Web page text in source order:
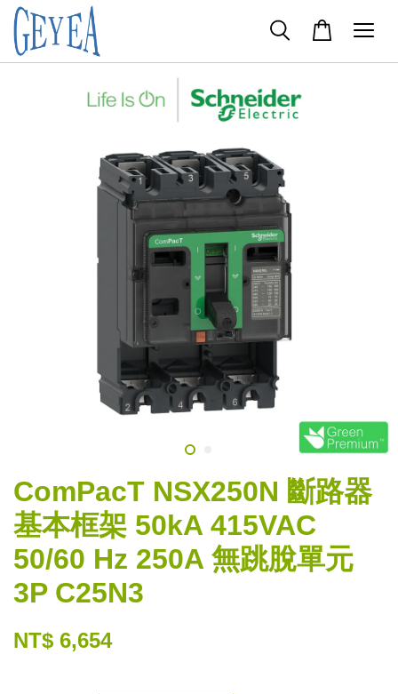
ComPacT NSX250N 斷路器
基本框架 50kA 415VAC
50/60 Hz 250A 無跳脫單元
3P C25N3
NT$ 6,654